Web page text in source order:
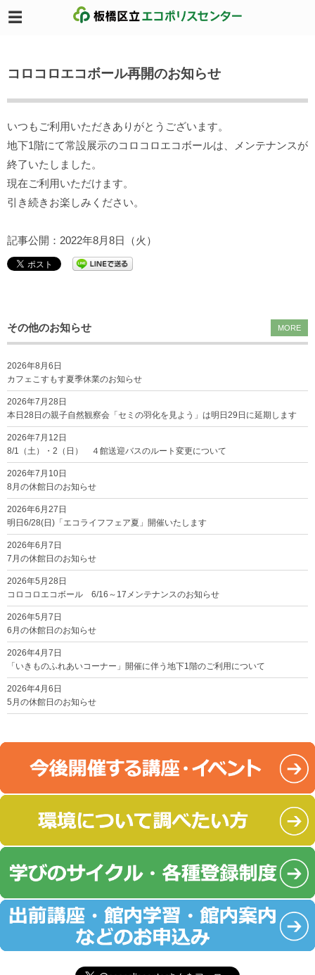
コロコロエコボール再開のお知らせ
いつもご利用いただきありがとうございます。
地下1階にて常設展示のコロコロエコボールは、メンテナンスが
終了いたしました。
現在ご利用いただけます。
引き続きお楽しみください。
記事公開：2022年8月8日（火）
その他のお知らせ
2026年8月6日
カフェこすもす夏季休業のお知らせ
2026年7月28日
本日28日の親子自然観察会「セミの羽化を見よう」は明日29日に延期します
2026年7月12日
8/1（土）・2（日） ４館送迎バスのルート変更について
2026年7月10日
8月の休館日のお知らせ
2026年6月27日
明日6/28(日)「エコライフフェア夏」開催いたします
2026年6月7日
7月の休館日のお知らせ
2026年5月28日
コロコロエコボール 6/16～17メンテナンスのお知らせ
2026年5月7日
6月の休館日のお知らせ
2026年4月7日
「いきものふれあいコーナー」開催に伴う地下1階のご利用について
2026年4月6日
5月の休館日のお知らせ
MORE